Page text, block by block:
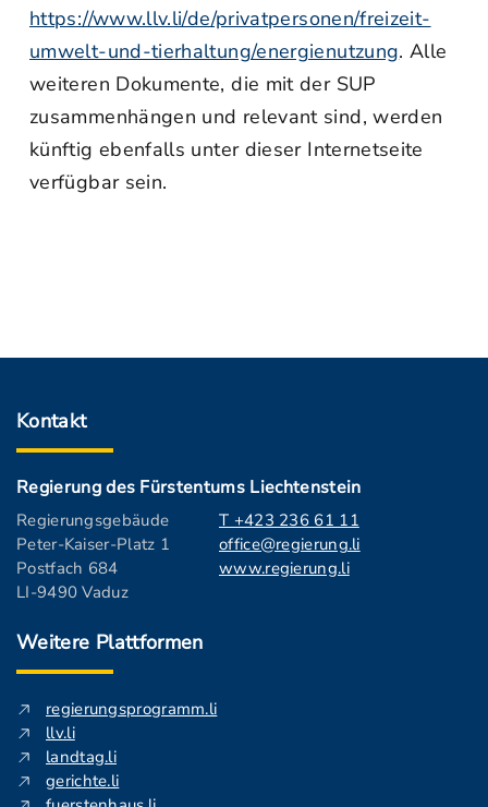
https://www.llv.li/de/privatpersonen/freizeit-
umwelt-und-tierhaltung/energienutzung. Alle
weiteren Dokumente, die mit der SUP
zusammenhängen und relevant sind, werden
künftig ebenfalls unter dieser Internetseite
verfügbar sein.
Kontakt
Regierung des Fürstentums Liechtenstein
Regierungsgebäude
Peter-Kaiser-Platz 1
Postfach 684
LI-9490 Vaduz
T +423 236 61 11
office@regierung.li
www.regierung.li
Weitere Plattformen
regierungsprogramm.li
llv.li
landtag.li
gerichte.li